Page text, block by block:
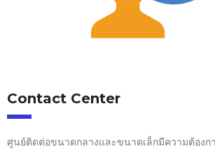
Contact Center
ศูนย์ติดต่อขนาดกลางและขนาดเล็กมีความต้องก